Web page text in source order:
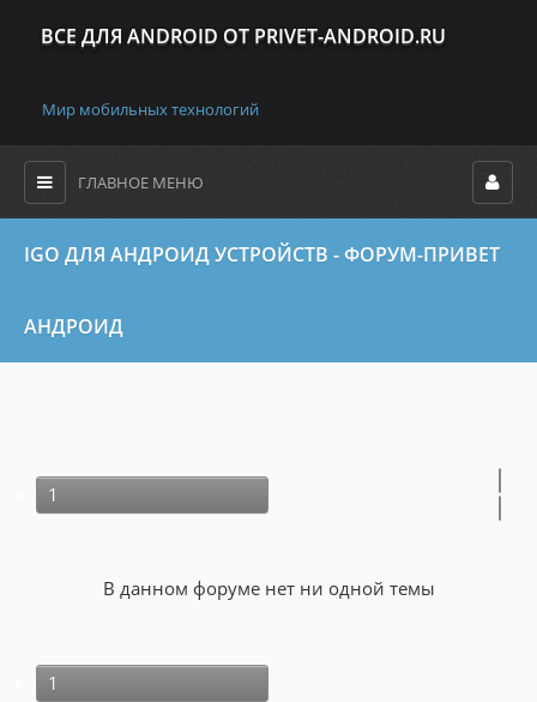
ВСЕ ДЛЯ ANDROID ОТ PRIVET-ANDROID.RU
Мир мобильных технологий
ГЛАВНОЕ МЕНЮ
IGO ДЛЯ АНДРОИД УСТРОЙСТВ - ФОРУМ-ПРИВЕТ
АНДРОИД
1
В данном форуме нет ни одной темы
1